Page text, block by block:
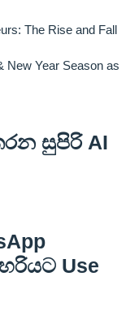
The Rise and Fall
New Year Season as
සුපිරි AI
Use